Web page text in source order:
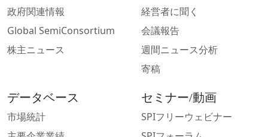
政府関連情報
Global SemiConsortium
株主ニュース
経営者に聞く
会議報告
週間ニュース分析
寄稿
データベース
市場統計
セミナー/動画
SPIフリーウェビナー